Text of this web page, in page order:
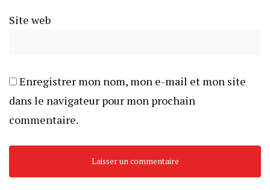
Site web
Enregistrer mon nom, mon e-mail et mon site
dans le navigateur pour mon prochain
commentaire.